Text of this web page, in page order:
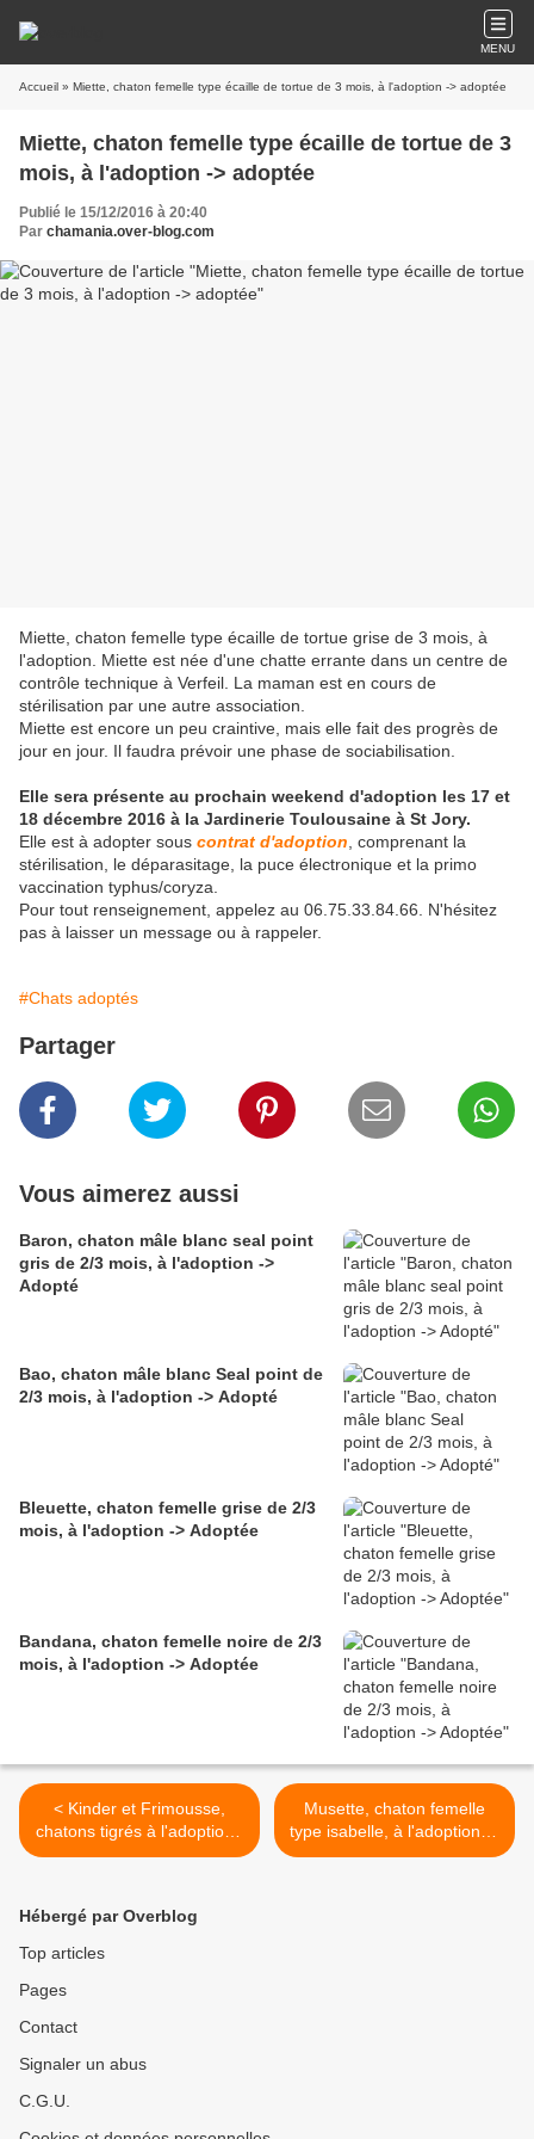
MENU
Accueil » Miette, chaton femelle type écaille de tortue de 3 mois, à l'adoption -> adoptée
Miette, chaton femelle type écaille de tortue de 3
mois, à l'adoption -> adoptée
Publié le 15/12/2016 à 20:40
Par chamania.over-blog.com
Miette, chaton femelle type écaille de tortue grise de 3 mois, à
l'adoption. Miette est née d'une chatte errante dans un centre de
contrôle technique à Verfeil. La maman est en cours de
stérilisation par une autre association.
Miette est encore un peu craintive, mais elle fait des progrès de
jour en jour. Il faudra prévoir une phase de sociabilisation.
Elle sera présente au prochain weekend d'adoption les 17 et
18 décembre 2016 à la Jardinerie Toulousaine à St Jory.
Elle est à adopter sous contrat d'adoption , comprenant la
stérilisation, le déparasitage, la puce électronique et la primo
vaccination typhus/coryza.
Pour tout renseignement, appelez au 06.75.33.84.66. N'hésitez
pas à laisser un message ou à rappeler.
#Chats adoptés
Partager
Vous aimerez aussi
Baron, chaton mâle blanc seal point
gris de 2/3 mois, à l'adoption ->
Adopté
Bao, chaton mâle blanc Seal point de
2/3 mois, à l'adoption -> Adopté
Bleuette, chaton femelle grise de 2/3
mois, à l'adoption -> Adoptée
Bandana, chaton femelle noire de 2/3
mois, à l'adoption -> Adoptée
< Kinder et Frimousse,
chatons tigrés à l'adoption -
> adoptés
Musette, chaton femelle
type isabelle, à l'adoption ->
adoptée >
Hébergé par Overblog
Top articles
Pages
Contact
Signaler un abus
C.G.U.